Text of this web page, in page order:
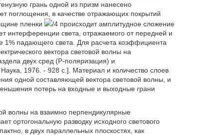
грань одной из призм нанесено
поглощения, в качестве отражающих покрытий
пленки
/4 происходит амплитудное сложение
интерференции света, отражаемого от передней и
1% падающего света. Для расчета коэффициента
вектора световой волны на
двух сред (Р-поляризация) и
1976. - 928 с.]. Материал и количество слоев
одной составляющей вектора световой волны, и
потерь на входные и выходные грани
волны на взаимно перпендикулярные
ортогональную разводку исходного светового
в двух параллельных плоскостях, как